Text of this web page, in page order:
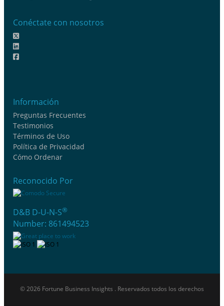
Conéctate con nosotros
Información
Preguntas Frecuentes
Testimonios
Términos de Uso
Política de Privacidad
Cómo Ordenar
Reconocido Por
D&B D-U-N-S®
Number: 861494523
© 2026 Fortune Business Insights . Reservados todos los derechos